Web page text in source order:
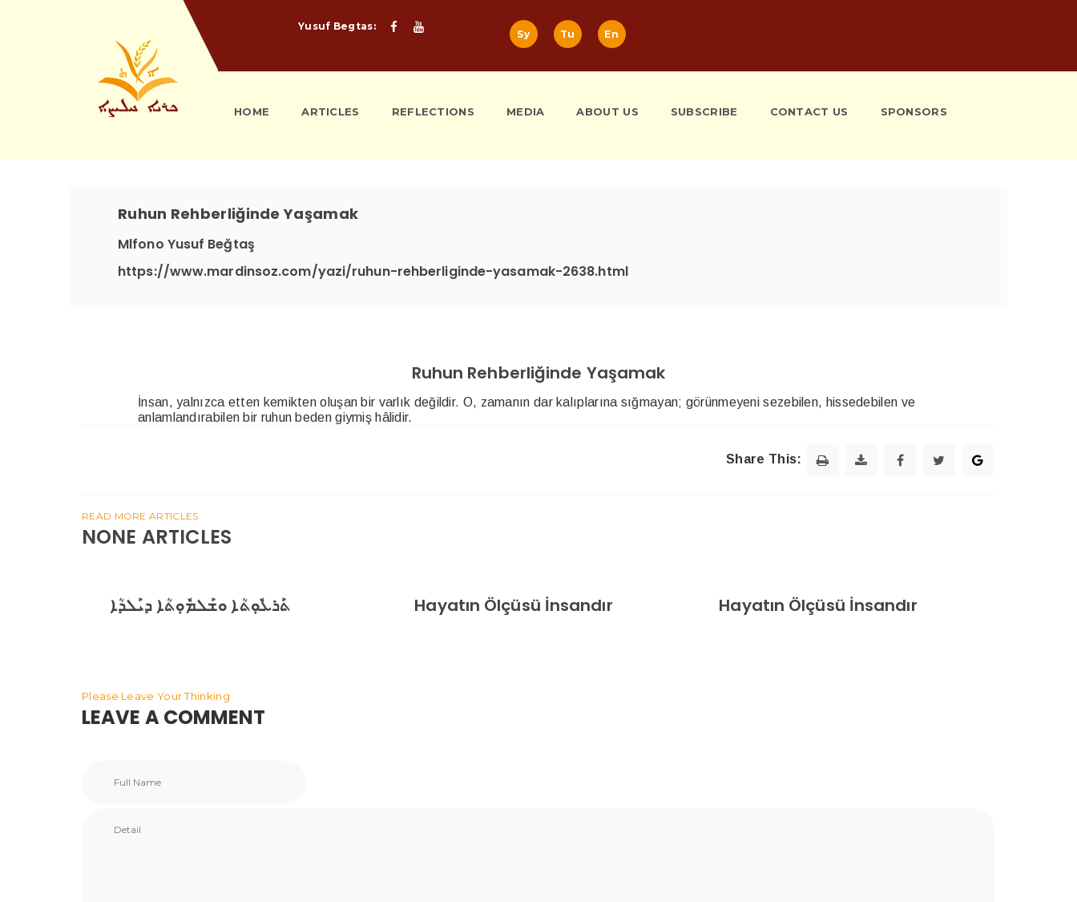
Yusuf Begtas:
Sy Tu En
HOME ARTICLES REFLECTIONS MEDIA ABOUT US SUBSCRIBE CONTACT US SPONSORS
Ruhun Rehberliğinde Yaşamak
Mlfono Yusuf Beğtaş
https://www.mardinsoz.com/yazi/ruhun-rehberliginde-yasamak-2638.html
Ruhun Rehberliğinde Yaşamak
İnsan, yalnızca etten kemikten oluşan bir varlık değildir. O, zamanın dar kalıplarına sığmayan; görünmeyeni sezebilen, hissedebilen ve
anlamlandırabilen bir ruhun beden giymiş hâlidir.
Share This:
READ MORE ARTICLES
NONE ARTICLES
ܬܰܪܥܽܘܼܬܳܐ ܘܫܰܠܡܽܘܼܬܳܐ ܕܝܰܠܕܳܐ Hayatın Ölçüsü İnsandır Hayatın Ölçüsü İnsandır
Please Leave Your Thinking
LEAVE A COMMENT